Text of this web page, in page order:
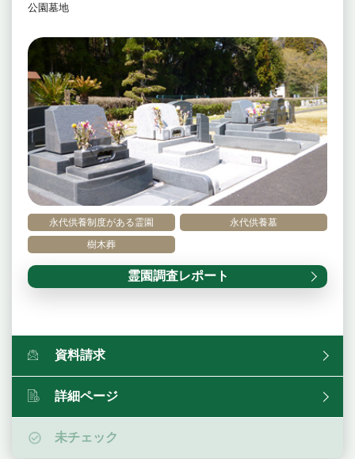
永代供養制度がある霊園
永代供養墓
樹木葬
霊園調査レポート
公園墓地
資料請求
詳細ページ
未チェック